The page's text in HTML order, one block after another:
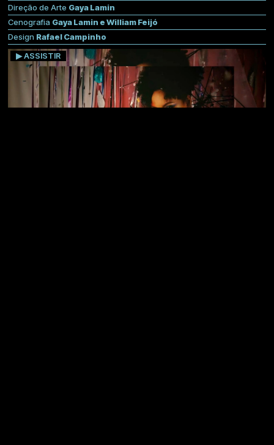
Direção de Arte Gaya Lamin
Cenografia Gaya Lamin e William Feijó
Design Rafael Campinho